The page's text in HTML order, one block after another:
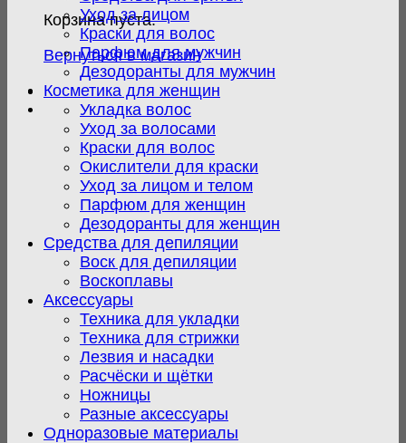
Корзина пуста.
Вернуться в магазин
Уход за лицом
Краски для волос
Парфюм для мужчин
Дезодоранты для мужчин
Косметика для женщин
Укладка волос
Уход за волосами
Краски для волос
Окислители для краски
Уход за лицом и телом
Парфюм для женщин
Дезодоранты для женщин
Средства для депиляции
Воск для депиляции
Воскоплавы
Аксессуары
Техника для укладки
Техника для стрижки
Лезвия и насадки
Расчёски и щётки
Ножницы
Разные аксессуары
Одноразовые материалы